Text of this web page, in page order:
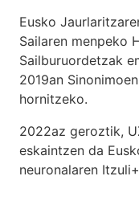
Eusko
Sailaren menpeko
Sailburuordetzak
2019an
hornitzeko.
2022az geroztik,
eskaintzen da
neuronalaren Itzuli+